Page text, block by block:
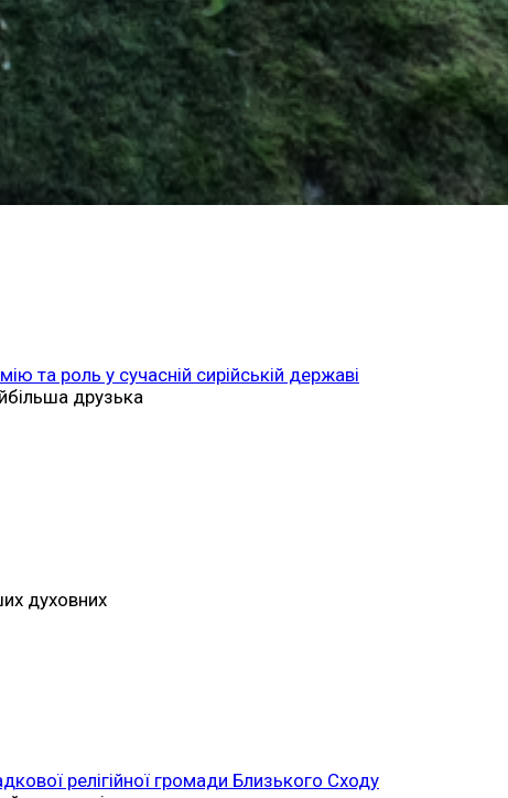
та роль у сучасній сирійській державі
друзька
духовних
релігійної громади Близького Сходу